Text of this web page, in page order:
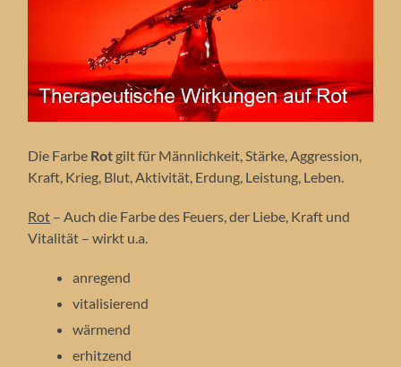
Die Farbe Rot gilt für Männlichkeit, Stärke, Aggression,
Kraft, Krieg, Blut, Aktivität, Erdung, Leistung, Leben.
Rot – Auch die Farbe des Feuers, der Liebe, Kraft und
Vitalität – wirkt u.a.
anregend
vitalisierend
wärmend
erhitzend